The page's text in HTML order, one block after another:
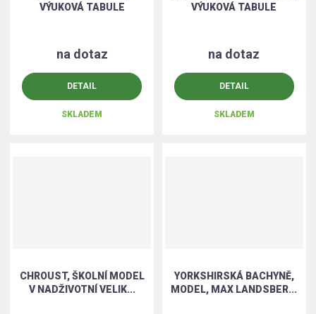
VÝUKOVÁ TABULE
na dotaz
DETAIL
SKLADEM
VÝUKOVÁ TABULE
na dotaz
DETAIL
SKLADEM
CHROUST, ŠKOLNÍ MODEL
V NADŽIVOTNÍ VELIK...
YORKSHIRSKÁ BACHYNĚ,
MODEL, MAX LANDSBER...